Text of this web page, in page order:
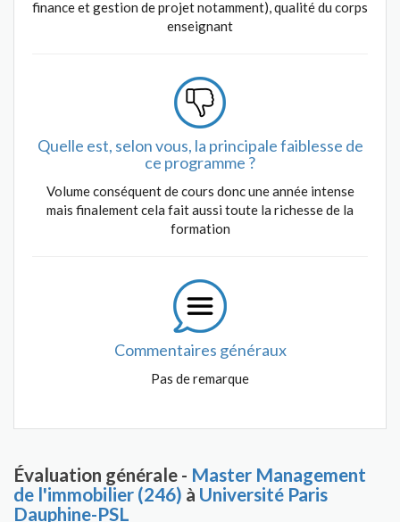
finance et gestion de projet notamment), qualité du corps
enseignant
Quelle est, selon vous, la principale faiblesse de
ce programme ?
Volume conséquent de cours donc une année intense
mais finalement cela fait aussi toute la richesse de la
formation
Commentaires généraux
Pas de remarque
Évaluation générale - Master Management
de l'immobilier (246) à Université Paris
Dauphine-PSL